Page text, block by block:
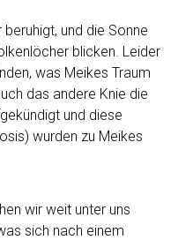
und die Sonne
blicken. Leider
was Meikes Traum
das andere Knie die
und diese
wurden zu Meikes
wir weit unter uns
sich nach einem